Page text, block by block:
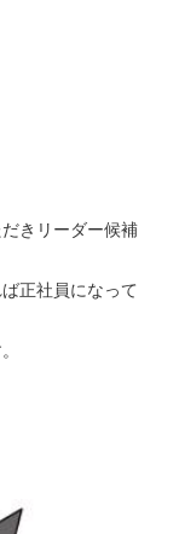
きリーダー候補
正社員になって